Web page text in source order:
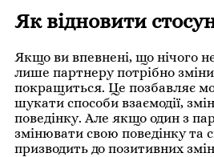
Як відновити
Якщо ви впевнені, що нічого
лише партнеру потрібно
покращиться. Це позбавляє
шукати способи взаємодії,
поведінку. Але якщо один з
змінювати свою поведінку та
призводить до позитивних